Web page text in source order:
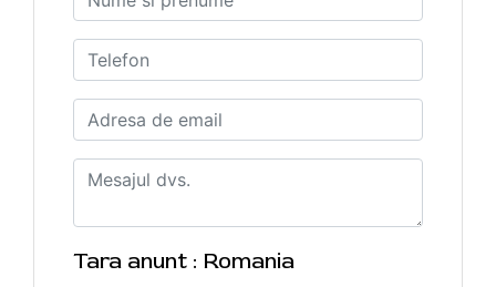
Tara anunt : Romania